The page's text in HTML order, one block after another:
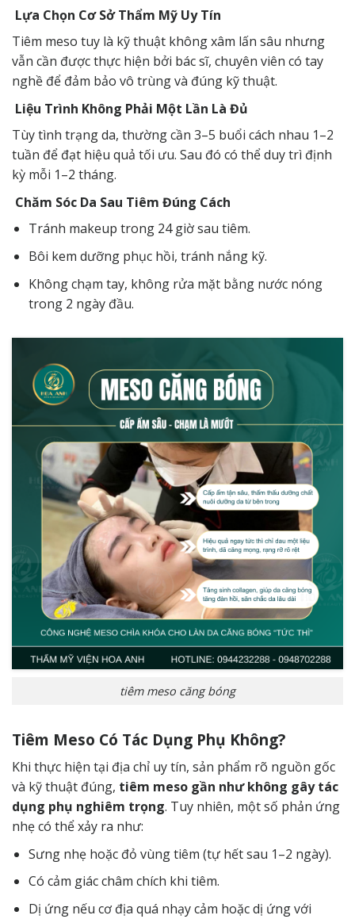
Lựa Chọn Cơ Sở Thẩm Mỹ Uy Tín
Tiêm meso tuy là kỹ thuật không xâm lấn sâu nhưng
vẫn cần được thực hiện bởi bác sĩ, chuyên viên có tay
nghề để đảm bảo vô trùng và đúng kỹ thuật.
Liệu Trình Không Phải Một Lần Là Đủ
Tùy tình trạng da, thường cần 3–5 buổi cách nhau 1–2
tuần để đạt hiệu quả tối ưu. Sau đó có thể duy trì định
kỳ mỗi 1–2 tháng.
Chăm Sóc Da Sau Tiêm Đúng Cách
Tránh makeup trong 24 giờ sau tiêm.
Bôi kem dưỡng phục hồi, tránh nắng kỹ.
Không chạm tay, không rửa mặt bằng nước nóng
trong 2 ngày đầu.
tiêm meso căng bóng
Tiêm Meso Có Tác Dụng Phụ Không?
Khi thực hiện tại địa chỉ uy tín, sản phẩm rõ nguồn gốc
và kỹ thuật đúng, tiêm meso gần như không gây tác
dụng phụ nghiêm trọng. Tuy nhiên, một số phản ứng
nhẹ có thể xảy ra như:
Sưng nhẹ hoặc đỏ vùng tiêm (tự hết sau 1–2 ngày).
Có cảm giác châm chích khi tiêm.
Dị ứng nếu cơ địa quá nhạy cảm hoặc dị ứng với